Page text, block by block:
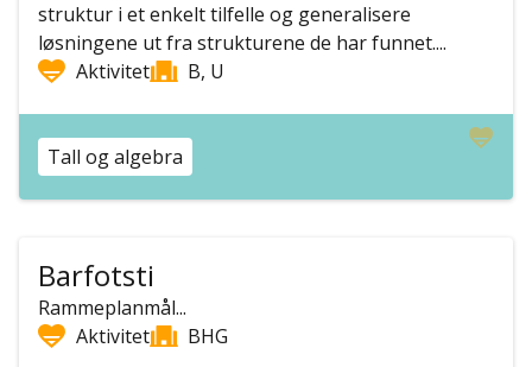
struktur i et enkelt tilfelle og generalisere
løsningene ut fra strukturene de har funnet....
Aktivitet
B, U
Tall og algebra
Barfotsti
Rammeplanmål...
Aktivitet
BHG